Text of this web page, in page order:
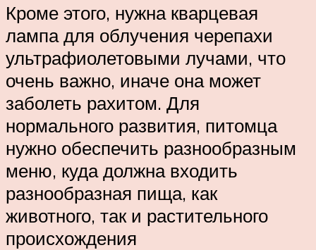
Кроме этого, нужна кварцевая
лампа для облучения черепахи
ультрафиолетовыми лучами, что
очень важно, иначе она может
заболеть рахитом. Для
нормального развития, питомца
нужно обеспечить разнообразным
меню, куда должна входить
разнообразная пища, как
животного, так и растительного
происхождения